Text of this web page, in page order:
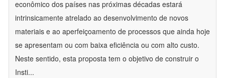
econômico dos países nas próximas décadas estará
intrinsicamente atrelado ao desenvolvimento de novos
materiais e ao aperfeiçoamento de processos que ainda hoje
se apresentam ou com baixa eficiência ou com alto custo.
Neste sentido, esta proposta tem o objetivo de construir o
Insti...